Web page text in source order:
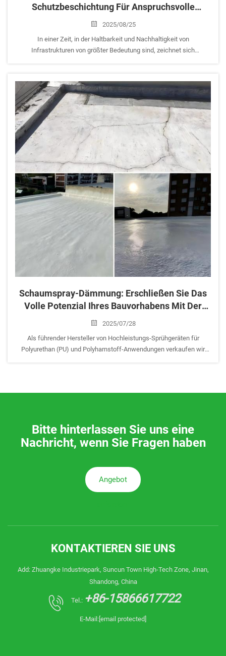
Schutzbeschichtung Für Anspruchsvolle
Anwendungen In Verschiedenen Branchen
2025/08/25
In einer Zeit, in der Haltbarkeit und Nachhaltigkeit von
Infrastrukturen von größter Bedeutung sind, zeichnet sich
Leistungsstandards für Abdichtungen, strukturelle Verstärkungen, ...
neu definiert
Schaumspray-Dämmung: Erschließen Sie Das
Volle Potenzial Ihres Bauvorhabens Mit Der
Richtigen Wahl
2025/07/28
Als führender Hersteller von Hochleistungs-Sprühgeräten für
Polyurethan (PU) und Polyharnstoff-Anwendungen verkaufen wir
Bitte hinterlassen Sie uns eine
Nachricht, wenn Sie Fragen haben
Angebot
KONTAKTIEREN SIE UNS
Add: Zhuangke Industriepark, Suncun Town High-Tech Zone, Jinan,
Shandong, China
Tel.: +86-15866617722
E-Mail: [email protected]